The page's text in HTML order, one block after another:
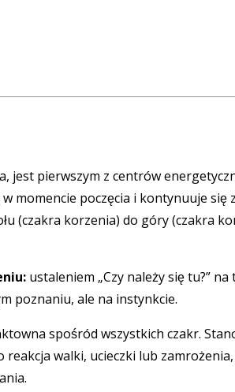
jest pierwszym z centrów
momencie poczęcia i kontynuuje
(czakra korzenia) do góry (czakra
ustaleniem „Czy należy się tu?”
poznaniu, ale na instynkcie.
spośród wszystkich czakr.
walki, ucieczki lub